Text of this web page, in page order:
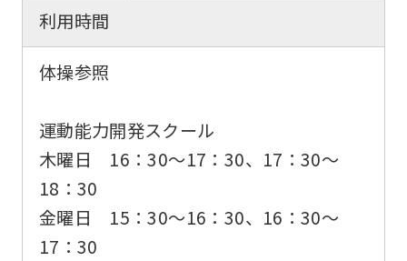
利用時間
体操参照
運動能力開発スクール
木曜日 16：30〜17：30、17：30～
18：30
金曜日 15：30〜16：30、16：30～
17：30